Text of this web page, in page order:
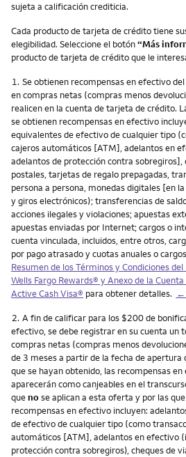
sujeta a calificación crediticia.
Cada producto de tarjeta de crédito tiene
elegibilidad. Seleccione el botón“Más
producto de tarjeta de crédito que le
Nota
1. Se obtienen recompensas en efectivo
en compras netas (compras menos
realicen en la cuenta de tarjeta de crédito.
se obtienen recompensas en efectivo
equivalentes de efectivo de cualquier tipo
cajeros automáticos [ATM], adelantos en
adelantos de protección contra sobregiros],
postales, tarjetas de regalo prepagadas,
persona a persona, monedas digitales [en
y giros electrónicos); transferencias de
acciones ilegales y violaciones; apuestas
apuestas enviadas por Internet; cargos o
cuenta vinculada, incluidos, entre otros,
por pago atrasado y cuotas anuales o
Resumen de los Términos y Condiciones
Wells Fargo Rewards® y Anexo de la
Active Cash Visa® para obtener detalles.
Nota
2. A fin de calificar para los $200 de
efectivo, se debe registrar en su cuenta un
compras netas (compras menos
de 3 meses a partir de la fecha de apertura
que se hayan obtenido, las recompensas
aparecerán como canjeables en el
quenose aplican a esta oferta y por las que
recompensas en efectivo incluyen:
de efectivo de cualquier tipo (como
automáticos [ATM], adelantos en efectivo
protección contra sobregiros), cheques de